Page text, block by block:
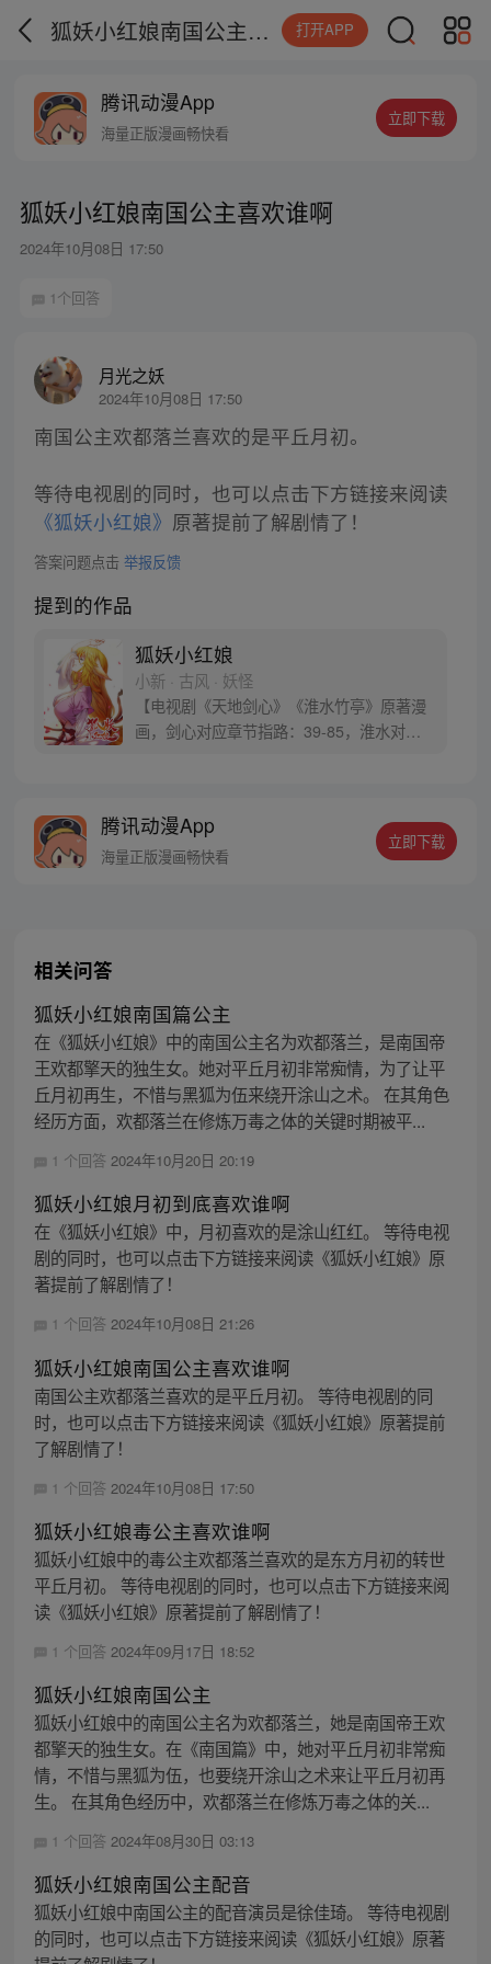
狐妖小红娘南国公主喜欢谁啊 打开APP
腾讯动漫App
海量正版漫画畅快看
立即下载
狐妖小红娘南国公主喜欢谁啊
2024年10月08日 17:50
1个回答
月光之妖
2024年10月08日 17:50
南国公主欢都落兰喜欢的是平丘月初。
等待电视剧的同时，也可以点击下方链接来阅读
《狐妖小红娘》 原著提前了解剧情了！
答案问题点击 举报反馈
提到的作品
狐妖小红娘
小新 · 古风 · 妖怪
【电视剧《天地剑心》《淮水竹亭》原著漫
画，剑心对应章节指路：39-85，淮水对应
腾讯动漫App
海量正版漫画畅快看
立即下载
相关问答
狐妖小红娘南国篇公主
在《狐妖小红娘》中的南国公主名为欢都落兰，是南国帝
王欢都擎天的独生女。她对平丘月初非常痴情，为了让平
丘月初再生，不惜与黑狐为伍来绕开涂山之术。 在其角色
经历方面，欢都落兰在修炼万毒之体的关键时期被平...
1 个回答 2024年10月20日 20:19
狐妖小红娘月初到底喜欢谁啊
在《狐妖小红娘》中，月初喜欢的是涂山红红。 等待电视
剧的同时，也可以点击下方链接来阅读《狐妖小红娘》原
著提前了解剧情了！
1 个回答 2024年10月08日 21:26
狐妖小红娘南国公主喜欢谁啊
南国公主欢都落兰喜欢的是平丘月初。 等待电视剧的同
时，也可以点击下方链接来阅读《狐妖小红娘》原著提前
了解剧情了！
1 个回答 2024年10月08日 17:50
狐妖小红娘毒公主喜欢谁啊
狐妖小红娘中的毒公主欢都落兰喜欢的是东方月初的转世
平丘月初。 等待电视剧的同时，也可以点击下方链接来阅
读《狐妖小红娘》原著提前了解剧情了！
1 个回答 2024年09月17日 18:52
狐妖小红娘南国公主
狐妖小红娘中的南国公主名为欢都落兰，她是南国帝王欢
都擎天的独生女。在《南国篇》中，她对平丘月初非常痴
情，不惜与黑狐为伍，也要绕开涂山之术来让平丘月初再
生。 在其角色经历中，欢都落兰在修炼万毒之体的关...
1 个回答 2024年08月30日 03:13
狐妖小红娘南国公主配音
狐妖小红娘中南国公主的配音演员是徐佳琦。 等待电视剧
的同时，也可以点击下方链接来阅读《狐妖小红娘》原著